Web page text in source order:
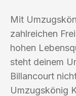
Mit
zahlreichen
hohen
steht deinem
Billancourt
Umzugskönig